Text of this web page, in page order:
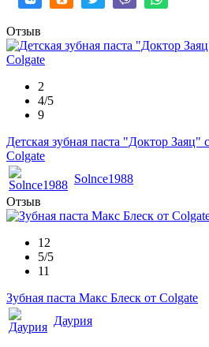
Отзыв
2
4/5
9
Детская зубная паста "Доктор Заяц"
Colgate
Solnce1988
Отзыв
12
5/5
11
Зубная паста Макс Блеск от Colgate
Даурия